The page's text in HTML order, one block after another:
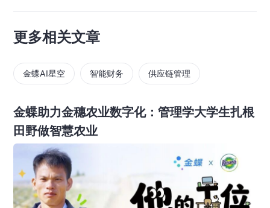
更多相关文章
金蝶AI星空 智能财务 供应链管理
金蝶助力金穗农业数字化：管理学大学生扎根
田野做智慧农业